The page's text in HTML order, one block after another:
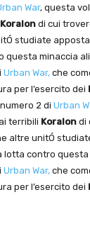
War, questa
Koralon di cui
studiate
questa minaccia
Urban War, che
per l’esercito dei
2 di Urban
terribili Koralon di
altre unitÓ
lotta contro
Urban War, che
per l’esercito dei